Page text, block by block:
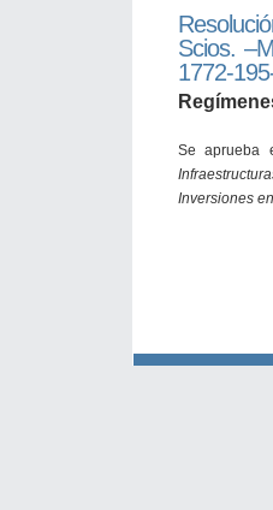
Scios.
1772-
Se aprueba
Inversiones